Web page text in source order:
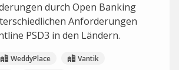
durch Open Banking
Anforderungen
PSD3 in den Ländern.
WeddyPlace
Vantik